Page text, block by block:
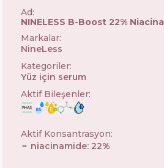
Ad:
NINELESS B-Boost 22%
Markalar:
NineLess
Kategoriler:
Yüz için serum
Aktif Bileşenler:
Aktif Konsantrasyon:
niacinamide: 22%